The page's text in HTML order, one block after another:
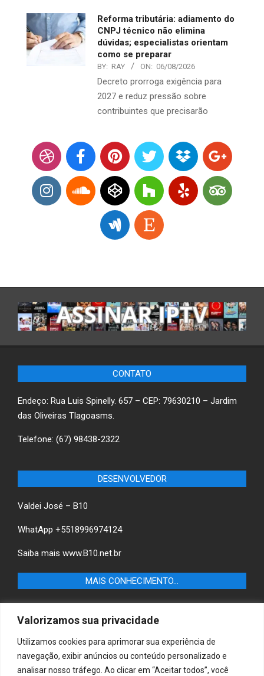
Valorizamos sua privacidade
Utilizamos cookies para aprimorar sua experiência de
navegação, exibir anúncios ou conteúdo personalizado e
analisar nosso tráfego. Ao clicar em “Aceitar todos”, você
Reforma tributária: adiamento do
CNPJ técnico não elimina
dúvidas; especialistas orientam
como se preparar
BY: RAY ON: 06/08/2026
Decreto prorroga exigência para
2027 e reduz pressão sobre
contribuintes que precisarão
CONTATO
Endeço: Rua Luis Spinelly. 657 – CEP: 79630210 – Jardim
das Oliveiras Tlagoasms.
Telefone: (67) 98438-2322
DESENVOLVEDOR
Valdei José – B10
WhatApp +5518996974124
Saiba mais www.B10.net.br
MAIS CONHECIMENTO…
Castilho-SP e descubra as melhores empresas e serviços
locais.
B10 Brasil – Informação e Poder